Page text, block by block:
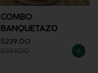
COMBO
BANQUETAZO
$239.00
$297.00